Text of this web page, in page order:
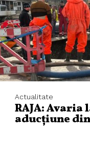
Actualitate
RAJA: Avaria
aducțiune